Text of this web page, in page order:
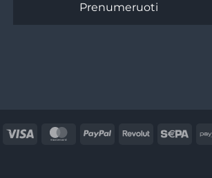
Prenumeruoti
Visa MasterCardPayPal Revolut Sepa